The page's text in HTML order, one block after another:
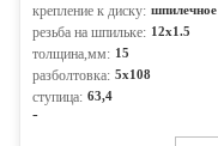
крепление к диску: шпилечное
резьба на шпильке: 12x1.5
толщина,мм: 15
разболтовка: 5x108
ступица: 63,4
-